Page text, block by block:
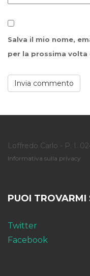
Salva il mio nome,
per la prossima volta
Loffredo Carlo - P. I.
Informativa sulla privacy
PUOI TROVARMI
Twitter
Facebook